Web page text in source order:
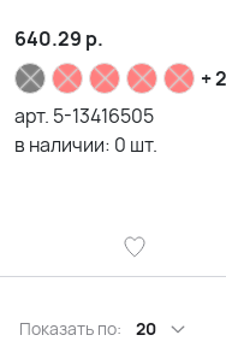
640.29 р.
+ 2
арт. 5-13416505
в наличии: 0 шт.
Показать по: 20